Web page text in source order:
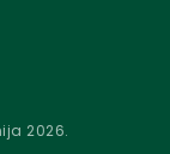
2026.